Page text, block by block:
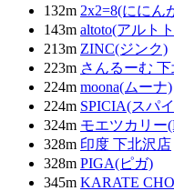
132m 2x2=8(ににん
143m altoto(アルト
213m ZINC(ジンク)
223m さんるーむ
224m moona(ムーナ)
224m SPICIA(スパ
324m モエツカリー
328m 印度 下北沢店
328m PIGA(ピガ)
345m KARATE